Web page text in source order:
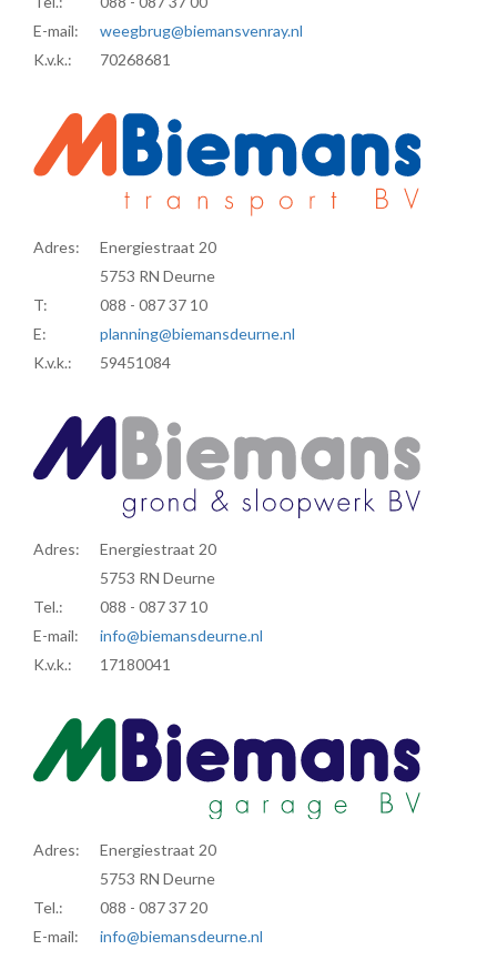
E-mail:
weegbrug@biemansvenray.nl
K.v.k.:
70268681
Adres:
Energiestraat 20
5753 RN Deurne
T:
088 - 087 37 10
E:
planning@biemansdeurne.nl
K.v.k.:
59451084
Adres:
Energiestraat 20
5753 RN Deurne
Tel.:
088 - 087 37 10
E-mail:
info@biemansdeurne.nl
K.v.k.:
17180041
Adres:
Energiestraat 20
5753 RN Deurne
Tel.:
088 - 087 37 20
E-mail:
info@biemansdeurne.nl